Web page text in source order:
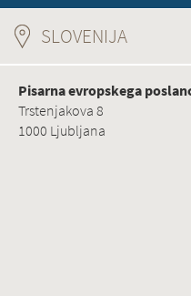
SLOVENIJA
Pisarna evropskega
Trstenjakova 8
1000 Ljubljana